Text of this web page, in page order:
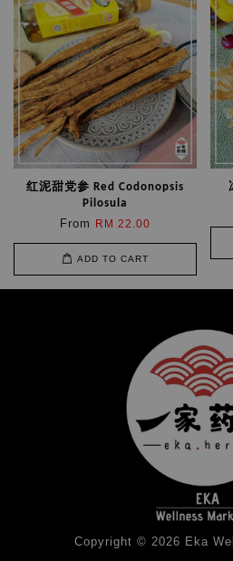
红泥甜党参 Red Codonopsis
Pilosula
From RM 22.00
ADD TO CART
Copyright © 2026 Eka